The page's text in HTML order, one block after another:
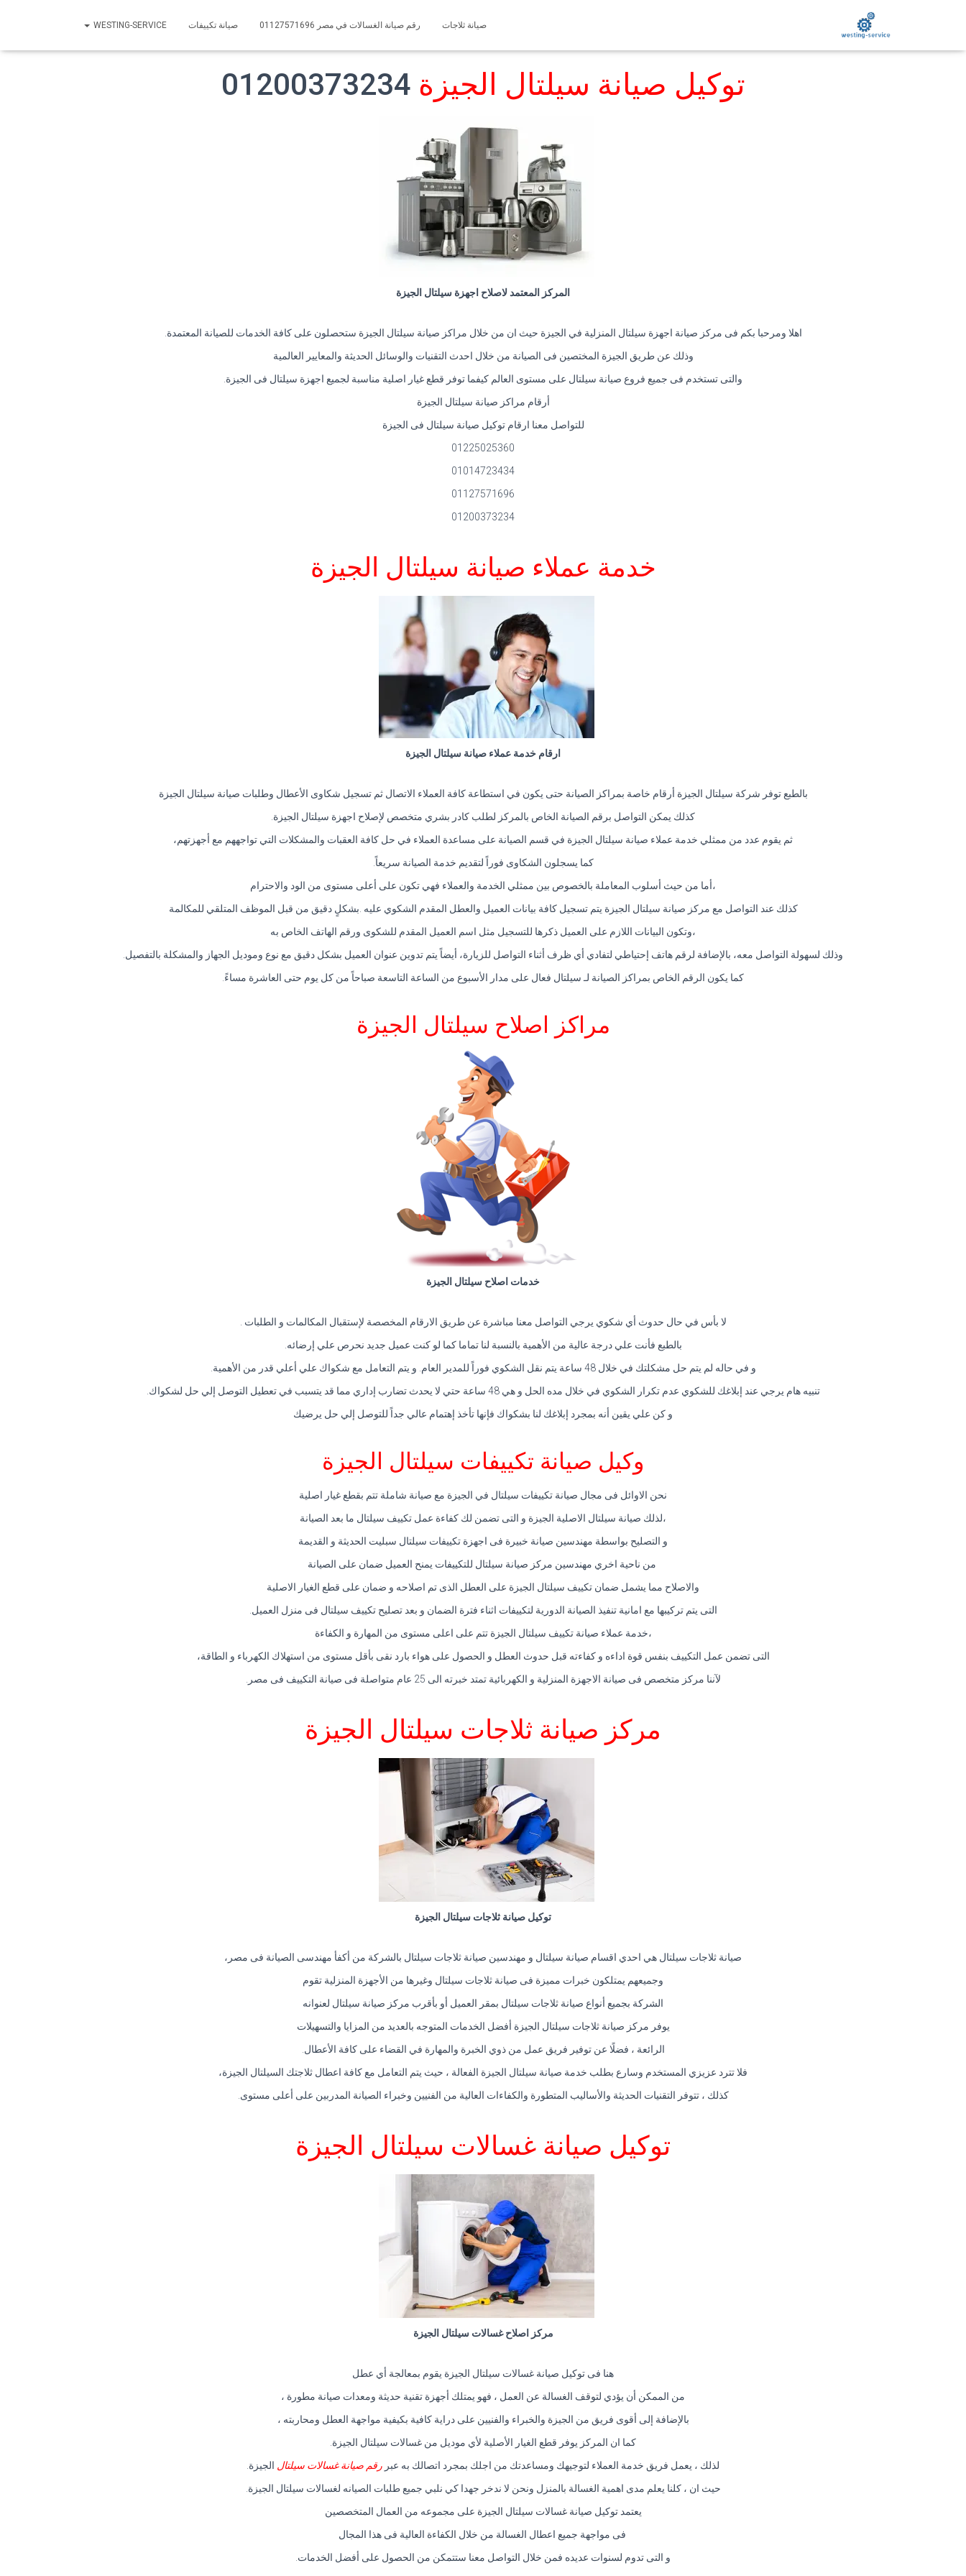
صيانة ثلاجات رقم صيانة الغسالات في مصر 01127571696 صيانة تكييفات WESTING-SERVICE
توكيل صيانة سيلتال الجيزة
المركز المعتمد لاصلاح اجهزة سيلتال الجيزة
اهلا ومرحبا بكم فى مركز صيانة اجهزة سيلتال المنزلية في الجيزة حيث ان من خلال مراكز صيانة سيلتال الجيزة ستحصلون على كافة الخدمات للصيانة المعتمدة.
وذلك عن طريق الجيزة المختصين فى الصيانة من خلال احدث التقنيات والوسائل الحديثة والمعايير العالمية
والتى تستخدم فى جميع فروع صيانة سيلتال على مستوى العالم كيفما توفر قطع غيار اصلية مناسبة لجميع اجهزة سيلتال فى الجيزة.
أرقام مراكز صيانة سيلتال الجيزة
للتواصل معنا ارقام توكيل صيانة سيلتال فى الجيزة
01225025360
01014723434
01127571696
01200373234
خدمة عملاء صيانة سيلتال الجيزة
ارقام خدمة عملاء صيانة سيلتال الجيزة
بالطبع توفر شركة سيلتال الجيزة أرقام خاصة بمراكز الصيانة حتى يكون في استطاعة كافة العملاء الاتصال ثم تسجيل شكاوى الأعطال وطلبات صيانة سيلتال الجيزة
كذلك يمكن التواصل برقم الصيانة الخاص بالمركز لطلب كادر بشري متخصص لإصلاح اجهزة سيلتال الجيزة.
ثم يقوم عدد من ممثلي خدمة عملاء صيانة سيلتال الجيزة في قسم الصيانة على مساعدة العملاء في حل كافة العقبات والمشكلات التي تواجههم مع أجهزتهم،
كما يسجلون الشكاوى فوراً لتقديم خدمة الصيانة سريعاً.
،أما من حيث أسلوب المعاملة بالخصوص بين ممثلي الخدمة والعملاء فهي تكون على أعلى مستوى من الود والاحترام
كذلك عند التواصل مع مركز صيانة سيلتال الجيزة يتم تسجيل كافة بيانات العميل والعطل المقدم الشكوي عليه .بشكلٍ دقيق من قبل الموظف المتلقي للمكالمة
،وتكون البيانات اللازم على العميل ذكرها للتسجيل مثل اسم العميل المقدم للشكوى ورقم الهاتف الخاص به
وذلك لسهولة التواصل معه، بالإضافة لرقم هاتف إحتياطي لتفادي أي ظرف أثناء التواصل للزيارة، أيضاً يتم تدوين عنوان العميل بشكل دقيق مع نوع وموديل الجهاز والمشكلة بالتفصيل.
كما يكون الرقم الخاص بمراكز الصيانة لـ سيلتال فعال على مدار الأسبوع من الساعة التاسعة صباحاً من كل يوم حتى العاشرة مساءً.
مراكز اصلاح سيلتال الجيزة
خدمات اصلاح سيلتال الجيزة
لا بأس في حال حدوث أي شكوي يرجي التواصل معنا مباشرة عن طريق الارقام المخصصة لإستقبال المكالمات و الطلبات .
بالطبع فأنت علي درجة عالية من الأهمية بالنسبة لنا تماما كما لو كنت عميل جديد نحرص علي إرضائه.
و في حاله لم يتم حل مشكلتك في خلال 48 ساعة يتم نقل الشكوي فوراً للمدير العام. و يتم التعامل مع شكواك علي أعلي قدر من الأهمية.
تنبيه هام يرجي عند إبلاغك للشكوي عدم تكرار الشكوي في خلال مده الحل و هي 48 ساعة حتي لا يحدث تضارب إداري مما قد يتسبب في تعطيل التوصل إلي حل لشكواك.
و كن علي يقين أنه بمجرد إبلاغك لنا بشكواك فإنها تأخذ إهتمام عالي جداً للتوصل إلي حل يرضيك
وكيل صيانة تكييفات سيلتال الجيزة
نحن الاوائل فى مجال صيانة تكييفات سيلتال في الجيزة مع صيانة شاملة تتم بقطع غيار اصلية
،لذلك صيانة سيلتال الاصلية الجيزة و التى تضمن لك كفاءة عمل تكييف سيلتال ما بعد الصيانة
و التصليح بواسطة مهندسين صيانة خبيرة فى اجهزة تكييفات سيلتال سبليت الحديثة و القديمة
من ناحية اخري مهندسين مركز صيانة سيلتال للتكييفات يمنح العميل ضمان على الصيانة
والاصلاح مما يشمل ضمان تكييف سيلتال الجيزة على العطل الذى تم اصلاحه و ضمان على قطع الغيار الاصلية
التى يتم تركيبها مع امانية تنفيذ الصيانة الدورية لتكييفات اثناء فترة الضمان و بعد تصليح تكييف سيلتال فى منزل العميل.
،خدمة عملاء صيانة تكييف سيلتال الجيزة تتم على اعلى مستوى من المهارة و الكفاءة
التى تضمن عمل التكييف بنفس قوة اداءه و كفاءته قبل حدوث العطل و الحصول على هواء بارد نقى بأقل مستوى من استهلاك الكهرباء و الطاقة،
لآننا مركز متخصص فى صيانة الاجهزة المنزلية و الكهربائية تمتد خبرته الى 25 عام متواصلة فى صيانة التكييف فى مصر.
مركز صيانة ثلاجات سيلتال الجيزة
توكيل صيانة ثلاجات سيلتال الجيزة
صيانة ثلاجات سيلتال هي احدي اقسام صيانة سيلتال و مهندسين صيانة ثلاجات سيلتال بالشركة من أكفأ مهندسى الصيانة فى مصر،
وجميعهم يمتلكون خبرات مميزة فى صيانة ثلاجات سيلتال وغيرها من الأجهزة المنزلية تقوم
الشركة بجميع أنواع صيانة ثلاجات سيلتال بمقر العميل أو بأقرب مركز صيانة سيلتال لعنوانه
يوفر مركز صيانة ثلاجات سيلتال الجيزة أفضل الخدمات المتوجه بالعديد من المزايا والتسهيلات
الرائعة ، فضلًا عن توفير فريق عمل من ذوي الخبرة والمهارة في القضاء على كافة الأعطال.
فلا تترد عزيزي المستخدم وسارع بطلب خدمة صيانة سيلتال الجيزة الفعالة ، حيث يتم التعامل مع كافة اعطال ثلاجتك السيلتال الجيزة،
كذلك ، تتوفر التقنيات الحديثة والأساليب المتطورة والكفاءات العالية من الفنيين وخبراء الصيانة المدربين على أعلى مستوى.
توكيل صيانة غسالات سيلتال الجيزة
مركز اصلاح غسالات سيلتال الجيزة
هنا فى توكيل صيانة غسالات سيلتال الجيزة يقوم بمعالجة أي عطل
من الممكن أن يؤدي لتوقف الغسالة عن العمل ، فهو يمتلك أجهزة تقنية حديثة ومعدات صيانة مطورة ،
بالإضافة إلى أقوى فريق من الجيزة والخبراء والفنيين على دراية كافية بكيفية مواجهة العطل ومحاربته ،
كما ان المركز يوفر قطع الغيار الأصلية لأي موديل من غسالات سيلتال الجيزة.
لذلك ، يعمل فريق خدمة العملاء لتوجيهك ومساعدتك من اجلك بمجرد اتصالك به عبر رقم صيانة غسالات سيلتال الجيزة.
حيث ان ، كلنا يعلم مدى اهمية الغسالة بالمنزل ونحن لا ندخر جهدا كي نلبي جميع طلبات الصيانه لغسالات سيلتال الجيزة.
يعتمد توكيل صيانة غسالات سيلتال الجيزة على مجموعه من العمال المتخصصين
فى مواجهة جميع اعطال الغسالة من خلال الكفاءة العالية فى هذا المجال
و التى تدوم لسنوات عديده فمن خلال التواصل معنا ستتمكن من الحصول على أفضل الخدمات.